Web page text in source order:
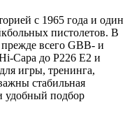
с 1965 года и один
пистолетов. В
всего GBB- и
Capa до P226 E2 и
игры, тренинга,
стабильная
удобный подбор